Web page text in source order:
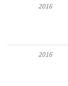
2016
2016